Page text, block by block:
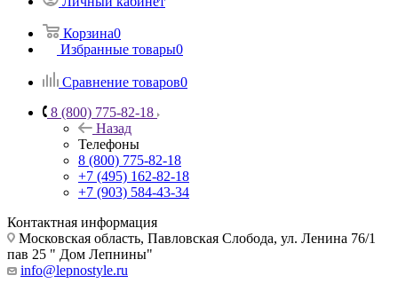
Корзина0
Избранные товары0
Сравнение товаров0
8 (800) 775-82-18
Назад
Телефоны
8 (800) 775-82-18
+7 (495) 162-82-18
+7 (903) 584-43-34
Контактная информация
Московская область, Павловская Слобода, ул. Ленина 76/1
пав 25 " Дом Лепнины"
info@lepnostyle.ru